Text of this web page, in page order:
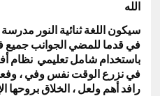
الله
مدرسة النور ثنائية اللغة سيكون
جميع الجوانب للمضي قدما في
نظام تعليمي شامل باستخدام
، وفي نفس الوقت نزرع في
بروحها الخلاق ، ولعل أهم رافد